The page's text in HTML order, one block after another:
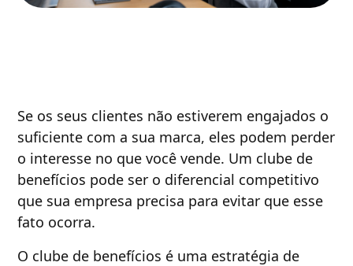
Se os seus clientes não estiverem engajados o
suficiente com a sua marca, eles podem perder
o interesse no que você vende. Um clube de
benefícios pode ser o diferencial competitivo
que sua empresa precisa para evitar que esse
fato ocorra.
O clube de benefícios é uma estratégia de